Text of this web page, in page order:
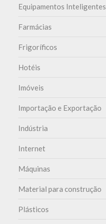
Equipamentos Inteligentes
Farmácias
Frigoríficos
Hotéis
Imóveis
Importação e Exportação
Indústria
Internet
Máquinas
Material para construção
Plásticos